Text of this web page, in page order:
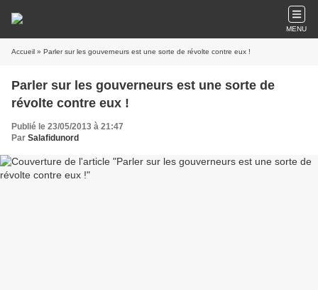
MENU
Accueil » Parler sur les gouverneurs est une sorte de révolte contre eux !
Parler sur les gouverneurs est une sorte de
révolte contre eux !
Publié le 23/05/2013 à 21:47
Par Salafidunord